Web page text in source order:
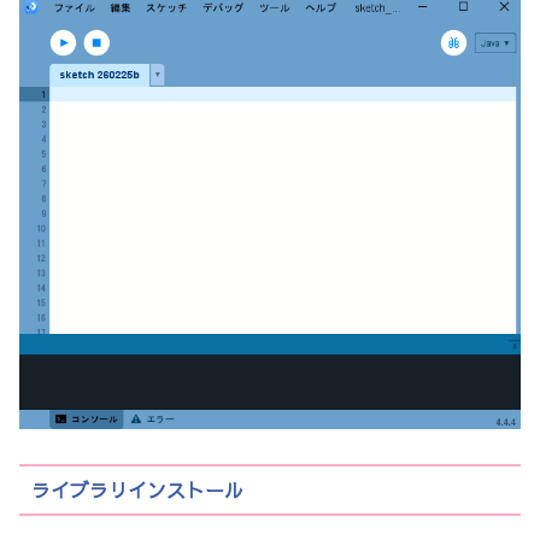
ライブラリインストール